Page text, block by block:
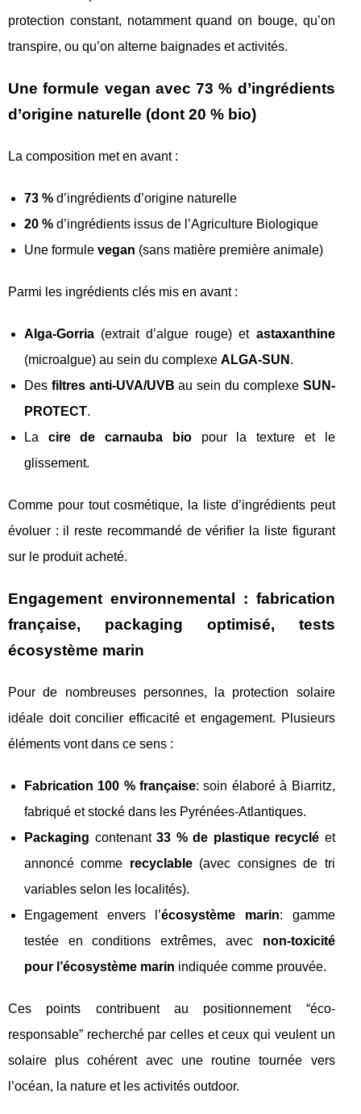
protection constant, notamment quand on bouge, qu’on
transpire, ou qu’on alterne baignades et activités.
Une formule vegan avec 73 % d’ingrédients
d’origine naturelle (dont 20 % bio)
La composition met en avant :
73 % d’ingrédients d’origine naturelle
20 % d’ingrédients issus de l’Agriculture Biologique
Une formule vegan (sans matière première animale)
Parmi les ingrédients clés mis en avant :
Alga-Gorria (extrait d’algue rouge) et astaxanthine
(microalgue) au sein du complexe ALGA-SUN .
Des filtres anti-UVA/UVB au sein du complexe SUN-
PROTECT.
La cire de carnauba biopour la texture et le
glissement.
Comme pour tout cosmétique, la liste d’ingrédients peut
évoluer : il reste recommandé de vérifier la liste figurant
sur le produit acheté.
Engagement environnemental : fabrication
française, packaging optimisé, tests
écosystème marin
Pour de nombreuses personnes, la protection solaire
idéale doit concilier efficacité et engagement. Plusieurs
éléments vont dans ce sens :
Fabrication 100 % française: soin élaboré à Biarritz,
fabriqué et stocké dans les Pyrénées-Atlantiques.
Packaging contenant33 % de plastique recyclé et
annoncé comme recyclable(avec consignes de tri
variables selon les localités).
Engagement envers l’écosystème marin: gamme
testée en conditions extrêmes, avec non-toxicité
pour l’écosystème marin indiquée comme prouvée.
Ces points contribuent au positionnement “éco-
responsable” recherché par celles et ceux qui veulent un
solaire plus cohérent avec une routine tournée vers
l’océan, la nature et les activités outdoor.